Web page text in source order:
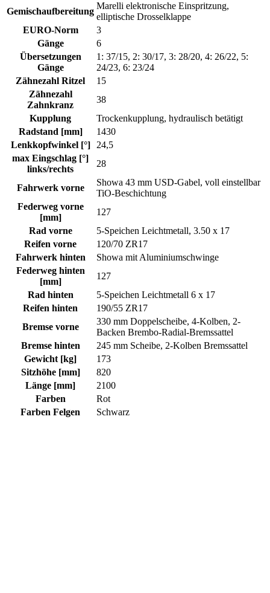
Gemischaufbereitung
Marelli elektronische Einspritzung,
elliptische Drosselklappe
EURO-Norm
3
Gänge
6
Übersetzungen
Gänge
1: 37/15, 2: 30/17, 3: 28/20, 4: 26/22, 5:
24/23, 6: 23/24
Zähnezahl Ritzel
15
Zähnezahl
Zahnkranz
38
Kupplung
Trockenkupplung, hydraulisch betätigt
Radstand [mm]
1430
Lenkkopfwinkel [°]
24,5
max Eingschlag [°]
links/rechts
28
Fahrwerk vorne
Showa 43 mm USD-Gabel, voll einstellbar
TiO-Beschichtung
Federweg vorne
[mm]
127
Rad vorne
5-Speichen Leichtmetall, 3.50 x 17
Reifen vorne
120/70 ZR17
Fahrwerk hinten
Showa mit Aluminiumschwinge
Federweg hinten
[mm]
127
Rad hinten
5-Speichen Leichtmetall 6 x 17
Reifen hinten
190/55 ZR17
Bremse vorne
330 mm Doppelscheibe, 4-Kolben, 2-
Backen Brembo-Radial-Bremssattel
Bremse hinten
245 mm Scheibe, 2-Kolben Bremssattel
Gewicht [kg]
173
Sitzhöhe [mm]
820
Länge [mm]
2100
Farben
Rot
Farben Felgen
Schwarz